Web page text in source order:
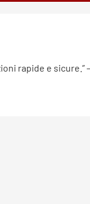
rapide e sicure.”